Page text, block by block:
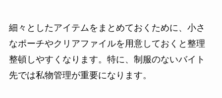
細々としたアイテムをまとめておくために、小さ
なポーチやクリアファイルを用意しておくと整理
整頓しやすくなります。特に、制服のないバイト
先では私物管理が重要になります。